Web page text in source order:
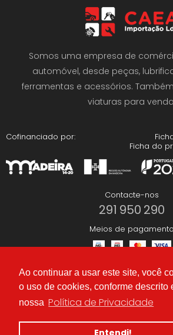
Ao continuar a usar este site, você
o uso de cookies, conforme descrito
nossa Política de Privacidade
Somos uma empresa de
automóvel, desde peças,
ferramentas e acessórios.
viaturas para
Cofinanciado por:
Ficha do
Contacte-nos
291 950 290
Meios de pagamento
© 2026 CAEA Importação Lda. Criado
Termos & condições
Redes Sociais